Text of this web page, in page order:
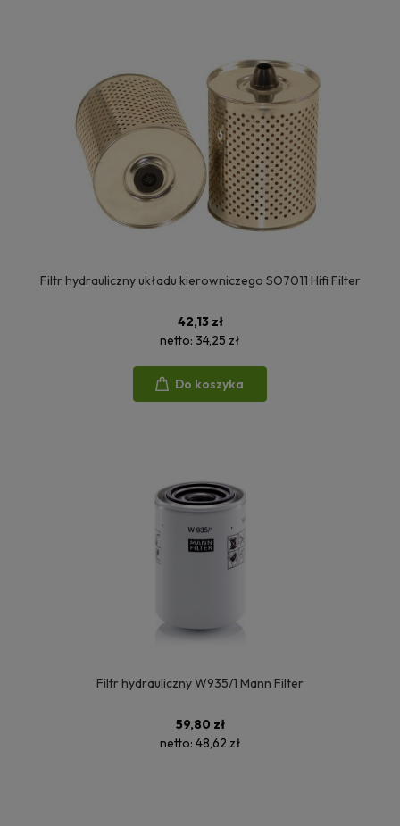
Filtr hydrauliczny układu kierowniczego SO7011 Hifi Filter
42,13 zł
netto: 34,25 zł
Do koszyka
Filtr hydrauliczny W935/1 Mann Filter
59,80 zł
netto: 48,62 zł